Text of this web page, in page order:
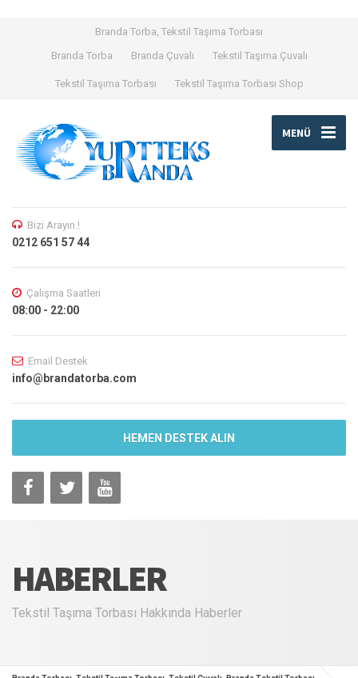
Branda Torba, Tekstil Taşıma Torbası
Branda Torba
Branda Çuvalı Tekstil Taşıma Çuvalı
Tekstil Taşıma Torbası Tekstil Taşıma Torbası Shop
MENÜ
Bizi Arayın.!
0212 651 57 44
Çalışma Saatleri
08:00 - 22:00
Email Destek
info@brandatorba.com
HEMEN DESTEK ALIN
HABERLER
Tekstil Taşıma Torbası Hakkında Haberler